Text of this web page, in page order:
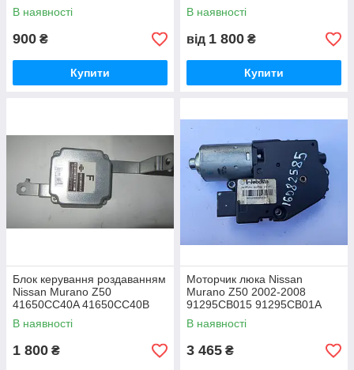
В наявності
900 ₴
Купити
В наявності
від 1 800 ₴
Купити
Блок керування роздаванням
Nissan Murano Z50
41650CC40A 41650CC40B
В наявності
1 800 ₴
Моторчик люка Nissan
Murano Z50 2002-2008
91295CB015 91295CB01A
В наявності
3 465 ₴